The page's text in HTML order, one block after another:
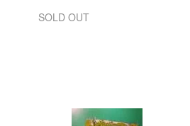
SOLD OUT